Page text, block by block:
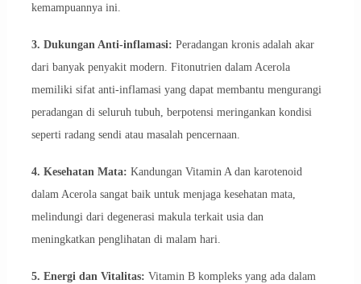
kemampuannya ini.
3. Dukungan Anti-inflamasi: Peradangan kronis adalah akar
dari banyak penyakit modern. Fitonutrien dalam Acerola
memiliki sifat anti-inflamasi yang dapat membantu mengurangi
peradangan di seluruh tubuh, berpotensi meringankan kondisi
seperti radang sendi atau masalah pencernaan.
4. Kesehatan Mata: Kandungan Vitamin A dan karotenoid
dalam Acerola sangat baik untuk menjaga kesehatan mata,
melindungi dari degenerasi makula terkait usia dan
meningkatkan penglihatan di malam hari.
5. Energi dan Vitalitas: Vitamin B kompleks yang ada dalam